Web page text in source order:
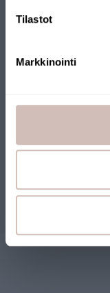
Tilastot
Markkinointi
Recensioner
Frågor